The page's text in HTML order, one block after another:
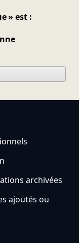
» est :
archivées
ajoutés ou